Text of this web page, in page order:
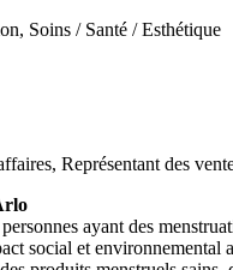
Soins / Santé / Esthétique
Représentant des
ayant des
social et environnemental